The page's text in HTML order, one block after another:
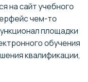
на сайт учебного
чем-то
площадки
обучения
квалификации,